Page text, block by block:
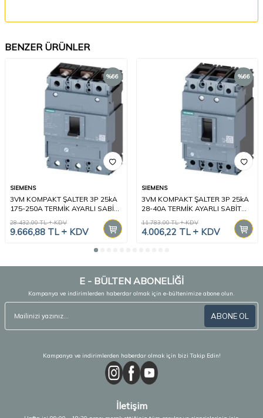
BENZER ÜRÜNLER
%66
SIEMENS
3VM KOMPAKT ŞALTER 3P 25kA
175-250A TERMİK AYARLI SABİT
28.432,00TL KDV
9.666,88 TL KDV
%66
SIEMENS
3VM KOMPAKT ŞALTER 3P 25kA
28-40A TERMİK AYARLI SABİT
11.783,00TL KDV
4.006,22 TL KDV
E - BÜLTEN ABONELİĞİ
Kampanya ve indirimlerden haberdar olmak için e-bültenimize abone olun.
ABONE OL
Kampanya ve indirimlerden haberdar olmak için bizi Takip Edin!
İletişim